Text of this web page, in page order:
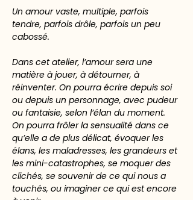
Un amour vaste, multiple, parfois
tendre, parfois drôle, parfois un peu
cabossé.
Dans cet atelier, l’amour sera une
matière à jouer, à détourner, à
réinventer. On pourra écrire depuis soi
ou depuis un personnage, avec pudeur
ou fantaisie, selon l’élan du moment.
On pourra frôler la sensualité dans ce
qu’elle a de plus délicat, évoquer les
élans, les maladresses, les grandeurs et
les mini-catastrophes, se moquer des
clichés, se souvenir de ce qui nous a
touchés, ou imaginer ce qui est encore